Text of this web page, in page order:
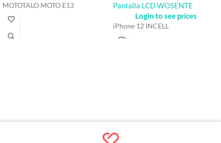
MOTOTALO MOTO E13
Pantalla LCD WOSENTE
Login to see prices
iPhone 12 INCELL